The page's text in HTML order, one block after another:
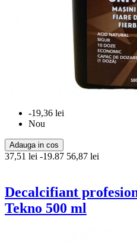
-19,36 lei
Nou
Adauga in cos
37,51 lei -19.87 56,87 lei
Decalcifiant
Tekno 500 ml